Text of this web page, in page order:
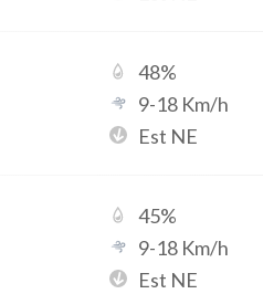
48%
9-18 Km/h
Est NE
45%
9-18 Km/h
Est NE